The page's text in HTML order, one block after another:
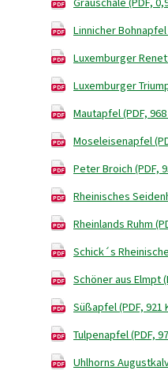
Linnicher Bohnapfel
Luxemburger
Luxemburger
Mautapfel (PDF, 968
Moseleisenapfel
Peter Broich (PDF,
Rheinisches
Rheinlands Ruhm
Schick´s
Schöner aus Elmpt
Süßapfel (PDF, 921
Tulpenapfel (PDF,
Uhlhorns